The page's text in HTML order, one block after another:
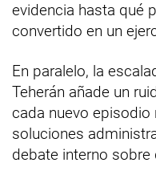
evidencia hasta qué
convertido en un
En paralelo, la
Teherán añade un
cada nuevo episodio
soluciones
debate interno sobre